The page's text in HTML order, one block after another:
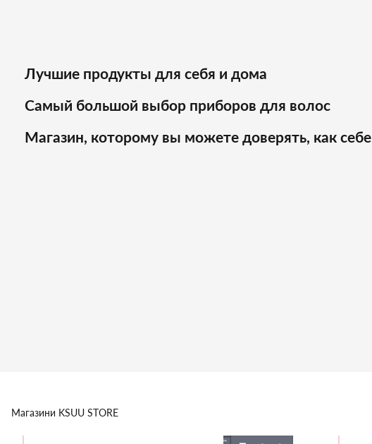
Лучшие продукты для себя и дома
Самый большой выбор приборов для волос
Магазин, которому вы можете доверять, как себе
Магазини KSUU STORE